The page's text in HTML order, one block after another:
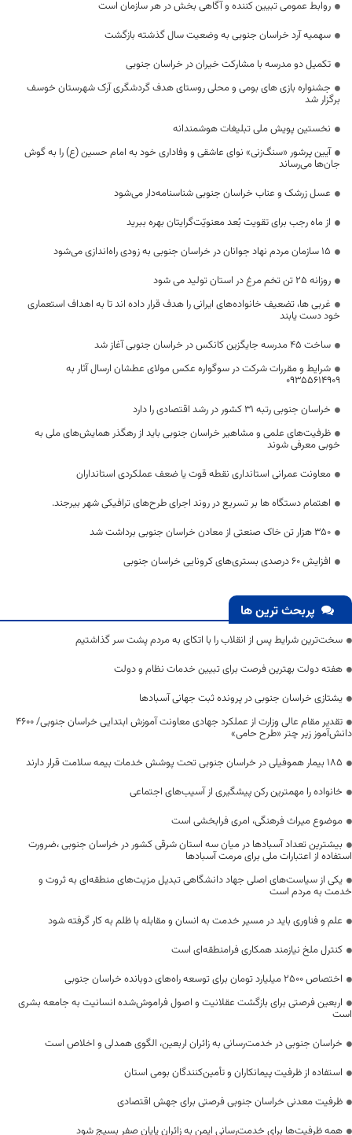
روابط عمومی تبیین کننده و آگاهی بخش در هر سازمان است
سهمیه آرد خراسان جنوبی به وضعیت سال گذشته بازگشت
تکمیل دو مدرسه با مشارکت خیران در خراسان جنوبی
جشنواره بازی های بومی و محلی روستای هدف گردشگری آرک شهرستان خوسف
برگزار شد
نخستین پویش ملی تبلیغات هوشمندانه
آیین پرشور «سنگ‌زنی» نوای عاشقی و وفاداری خود به امام حسین (ع) را به گوش
جان‌ها می‌رساند
عسل زرشک و عناب خراسان جنوبی شناسنامه‌دار می‌شود
از ماه رجب برای تقویت بُعد معنویّت‌گرایتان بهره ببرید
۱۵ سازمان مردم نهاد جوانان در خراسان جنوبی به زودی راه‌اندازی می‌شود
روزانه 25 تن تخم مرغ در استان تولید می شود
غربی ها، تضعیف خانواده‌های ایرانی را هدف قرار داده اند تا به اهداف استعماری
خود دست یابند
ساخت ۴۵ مدرسه جایگزین کانکس در خراسان جنوبی آغاز شد
شرایط و مقررات شرکت در سوگواره عکس مولای عطشان ارسال آثار به
09355614909
خراسان جنوبی رتبه ۳۱ کشور در رشد اقتصادی را دارد
ظرفیت‌های علمی و مشاهیر خراسان جنوبی باید از رهگذر همایش‌های ملی به
خوبی معرفی شوند
معاونت عمرانی استانداری نقطه قوت یا ضعف عملکردی استانداران
اهتمام دستگاه ها بر تسریع در روند اجرای طرح‌های ترافیکی شهر بیرجند.
۳۵۰ هزار تن خاک صنعتی از معادن خراسان جنوبی برداشت شد
افزایش ۶۰ درصدی بستری‌های کرونایی خراسان جنوبی
پربحث ترین ها
سخت‌ترین شرایط پس از انقلاب را با اتکای به مردم پشت سر گذاشتیم
هفته دولت بهترین فرصت برای تبیین خدمات نظام و دولت
یشتازی خراسان جنوبی در پرونده ثبت جهانی آسبادها
تقدیر مقام عالی وزارت از عملکرد جهادی معاونت آموزش ابتدایی خراسان جنوبی/ ۴۶۰۰
دانش‌آموز زیر چتر «طرح حامی»
۱۸۵ بیمار هموفیلی در خراسان جنوبی تحت پوشش خدمات بیمه سلامت قرار دارند
خانواده را مهمترین رکن پیشگیری از آسیب‌های اجتماعی
موضوع میراث فرهنگی، امری فرابخشی است
بیشترین تعداد آسبادها در میان سه استان شرقی کشور در خراسان جنوبی ،ضرورت
استفاده از اعتبارات ملی برای مرمت آسبادها
یکی از سیاست‌های اصلی جهاد دانشگاهی تبدیل مزیت‌های منطقه‌ای به ثروت و
خدمت به مردم است
علم و فناوری باید در مسیر خدمت به انسان و مقابله با ظلم به کار گرفته شود
کنترل ملخ نیازمند همکاری فرامنطقه‌ای است
اختصاص 2500 میلیارد تومان برای توسعه راه‌های دوبانده خراسان جنوبی
اربعین فرصتی برای بازگشت عقلانیت و اصول فراموش‌شده انسانیت به جامعه بشری
است
خراسان جنوبی در خدمت‌رسانی به زائران اربعین، الگوی همدلی و اخلاص است
استفاده از ظرفیت پیمانکاران و تأمین‌کنندگان بومی استان
ظرفیت معدنی خراسان جنوبی فرصتی برای جهش اقتصادی
همه ظرفیت‌ها برای خدمت‌رسانی ایمن به زائران پایان صفر بسیج شود